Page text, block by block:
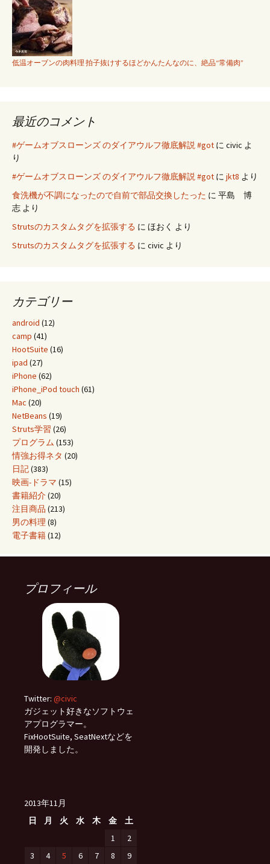
低温オーブンの肉料理 拍子抜けするほどかんたんなのに、絶品“常備肉”
最近のコメント
#ゲームオブスローンズ のダイアウルフ徹底解説 #got に civic よ
り
#ゲームオブスローンズ のダイアウルフ徹底解説 #got に jkt8 より
食洗機が不調になったので自前で部品交換したった に 平島 博
志 より
Strutsのカスタムタグを拡張する に ほおく より
Strutsのカスタムタグを拡張する に civic より
カテゴリー
android (12)
camp (41)
HootSuite (16)
ipad (27)
iPhone (62)
iPhone_iPod touch (61)
Mac (20)
NetBeans (19)
Struts学習 (26)
プログラム (153)
情強お得ネタ (20)
日記(383)
映画-ドラマ (15)
書籍紹介(20)
注目商品 (213)
男の料理 (8)
電子書籍(12)
プロフィール
Twitter: @civic
ガジェット好きなソフトウェ
アプログラマー。
FixHootSuite, SeatNextなどを
開発しました。
2013年11月
日
月 火 水 木 金
土
1
2
3
4 5 6 7 8 9